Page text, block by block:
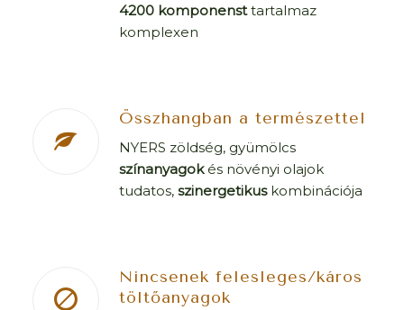
4200 komponensttartalmaz
komplexen
Összhangban a természettel
NYERS zöldség, gyümölcs
színanyagokés növényi olajok
tudatos, szinergetikuskombinációja
Nincsenek felesleges/káros
töltőanyagok